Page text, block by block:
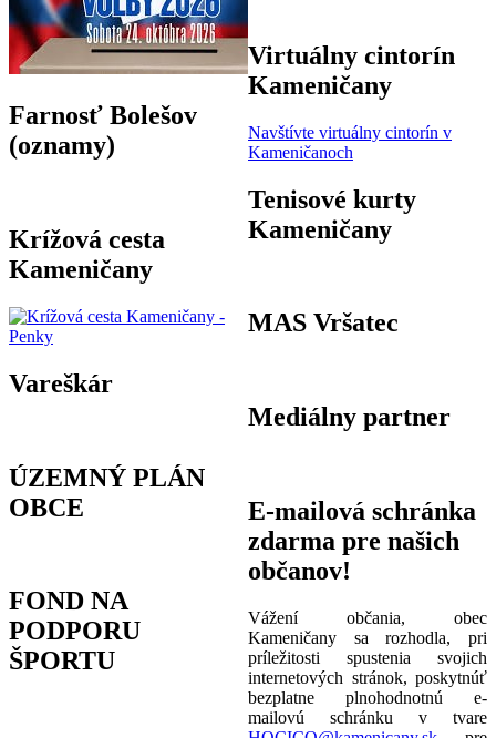
Farnosť Bolešov
(oznamy)
Krížová cesta
Kameničany
Vareškár
ÚZEMNÝ PLÁN
OBCE
FOND NA
PODPORU
ŠPORTU
Virtuálny cintorín
Kameničany
Navštívte virtuálny cintorín v
Kameničanoch
Tenisové kurty
Kameničany
MAS Vršatec
Mediálny partner
E-mailová schránka
zdarma pre našich
občanov!
Vážení občania, obec
Kameničany sa rozhodla, pri
príležitosti spustenia svojich
internetových stránok, poskytnúť
bezplatne plnohodnotnú e-
mailovú schránku v tvare